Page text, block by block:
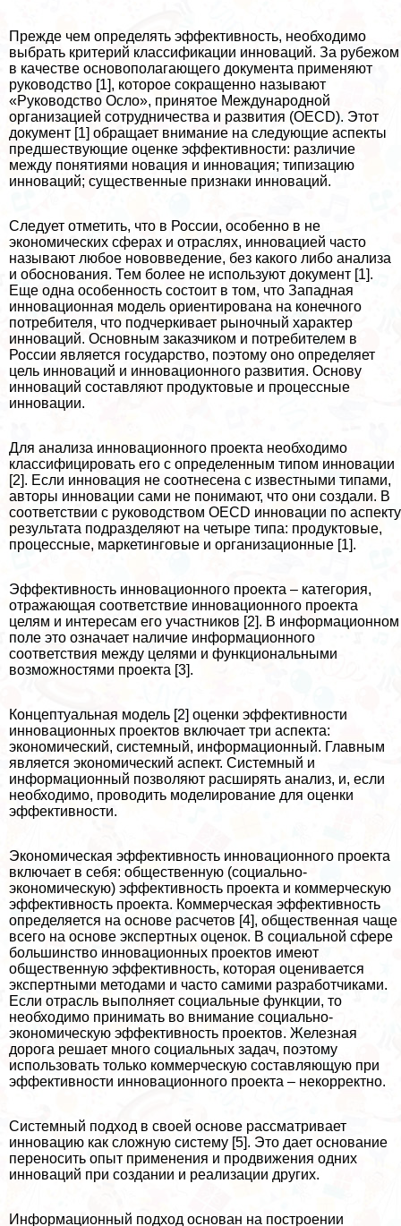
Прежде чем определять эффективность, необходимо
выбрать критерий классификации инноваций. За рубежом
в качестве основополагающего документа применяют
руководство [1], которое сокращенно называют
«Руководство Осло», принятое Международной
организацией сотрудничества и развития (OECD). Этот
документ [1] обращает внимание на следующие аспекты
предшествующие оценке эффективности: различие
между понятиями новация и инновация; типизацию
инноваций; существенные признаки инноваций.
Следует отметить, что в России, особенно в не
экономических сферах и отраслях, инновацией часто
называют любое нововведение, без какого либо анализа
и обоснования. Тем более не используют документ [1].
Еще одна особенность состоит в том, что Западная
инновационная модель ориентирована на конечного
потребителя, что подчеркивает рыночный хаpaктер
инноваций. Основным заказчиком и потребителем в
России является государство, поэтому оно определяет
цель инноваций и инновационного развития. Основу
инноваций составляют продуктовые и процессные
инновации.
Для анализа инновационного проекта необходимо
классифицировать его с определенным типом инновации
[2]. Если инновация не соотнесена с известными типами,
авторы инновации сами не понимают, что они создали. В
соответствии с руководством OECD инновации по аспекту
результата подразделяют на четыре типа: продуктовые,
процессные, маркетинговые и организационные [1].
Эффективность инновационного проекта – категория,
отражающая соответствие инновационного проекта
целям и интересам его участников [2]. В информационном
поле это означает наличие информационного
соответствия между целями и функциональными
возможностями проекта [3].
Концептуальная модель [2] оценки эффективности
инновационных проектов включает три аспекта:
экономический, системный, информационный. Главным
является экономический аспект. Системный и
информационный позволяют расширять анализ, и, если
необходимо, проводить моделирование для оценки
эффективности.
Экономическая эффективность инновационного проекта
включает в себя: общественную (социально-
экономическую) эффективность проекта и коммерческую
эффективность проекта. Коммерческая эффективность
определяется на основе расчетов [4], общественная чаще
всего на основе экспертных оценок. В социальной сфере
большинство инновационных проектов имеют
общественную эффективность, которая оценивается
экспертными методами и часто самими разработчиками.
Если отрасль выполняет социальные функции, то
необходимо принимать во внимание социально-
экономическую эффективность проектов. Железная
дорога решает много социальных задач, поэтому
использовать только коммерческую составляющую при
эффективности инновационного проекта – некорректно.
Системный подход в своей основе рассматривает
инновацию как сложную систему [5]. Это дает основание
переносить опыт применения и продвижения одних
инноваций при создании и реализации других.
Информационный подход основан на построении